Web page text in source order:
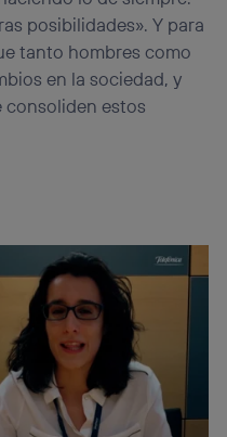
posibilidades». Y para
tanto hombres como
en la sociedad, y
consoliden estos